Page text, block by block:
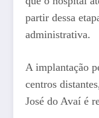
partir dessa
administrativa.
A implantação
centros
José do Avaí é